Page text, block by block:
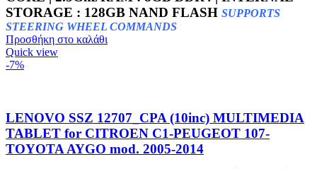
STORAGE : 128GB NAND FLASH SUPPORTS
STEERING WHEEL COMMANDS
Προσθήκη στο καλάθι
Quick view
-7%
LENOVO SSZ 12707_CPA (10inc) MULTIMEDIA
TABLET for CITROEN C1-PEUGEOT 107-
TOYOTA AYGO mod. 2005-2014